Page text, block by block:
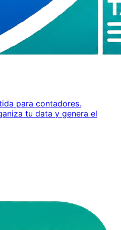
para contadores.
tu data y genera el